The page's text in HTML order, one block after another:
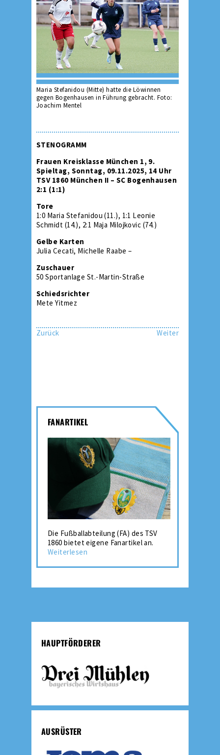
Maria Stefanidou (Mitte) hatte die Löwinnen
gegen Bogenhausen in Führung gebracht. Foto:
Joachim Mentel
STENOGRAMM
Frauen Kreisklasse München 1, 9.
Spieltag, Sonntag, 09.11.2025, 14 Uhr
TSV 1860 München II – SC Bogenhausen
2:1 (1:1)
Tore
1:0 Maria Stefanidou (11.), 1:1 Leonie
Schmidt (14.), 2:1 Maja Milojkovic (74.)
Gelbe Karten
Julia Cecati, Michelle Raabe –
Zuschauer
50 Sportanlage St.-Martin-Straße
Schiedsrichter
Mete Yitmez
Zurück Weiter
FANARTIKEL
Die Fußballabteilung (FA) des TSV
1860 bietet eigene Fanartikel an.
Weiterlesen
HAUPTFÖRDERER
AUSRÜSTER